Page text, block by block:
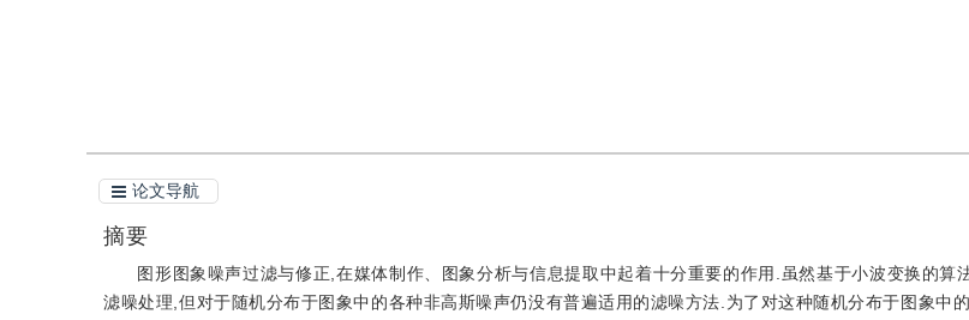
论文导航
摘要
图形图象噪声过滤与修正,在媒体制作、图象分析与信息提取中起着十分重要的作用.虽然基于小波变换的算
滤噪处理,但对于随机分布于图象中的各种非高斯噪声仍没有普遍适用的滤噪方法.为了对这种随机分布于图象中